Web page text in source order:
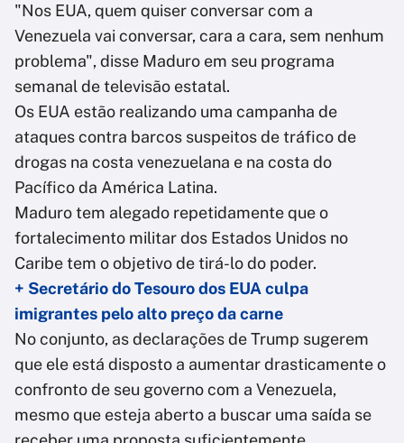
"Nos EUA, quem quiser conversar com a
Venezuela vai conversar, cara a cara, sem nenhum
problema", disse Maduro em seu programa
semanal de televisão estatal.
Os EUA estão realizando uma campanha de
ataques contra barcos suspeitos de tráfico de
drogas na costa venezuelana e na costa do
Pacífico da América Latina.
Maduro tem alegado repetidamente que o
fortalecimento militar dos Estados Unidos no
Caribe tem o objetivo de tirá-lo do poder.
+ Secretário do Tesouro dos EUA culpa
imigrantes pelo alto preço da carne
No conjunto, as declarações de Trump sugerem
que ele está disposto a aumentar drasticamente o
confronto de seu governo com a Venezuela,
mesmo que esteja aberto a buscar uma saída se